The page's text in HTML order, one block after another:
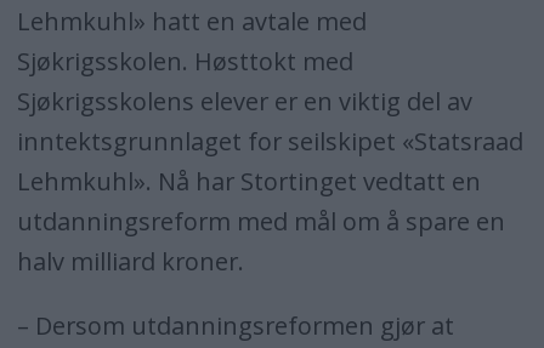
Lehmkuhl» hatt en avtale med
Sjøkrigsskolen. Høsttokt med
Sjøkrigsskolens elever er en viktig del av
inntektsgrunnlaget for seilskipet «Statsraad
Lehmkuhl». Nå har Stortinget vedtatt en
utdanningsreform med mål om å spare en
halv milliard kroner.
– Dersom utdanningsreformen gjør at